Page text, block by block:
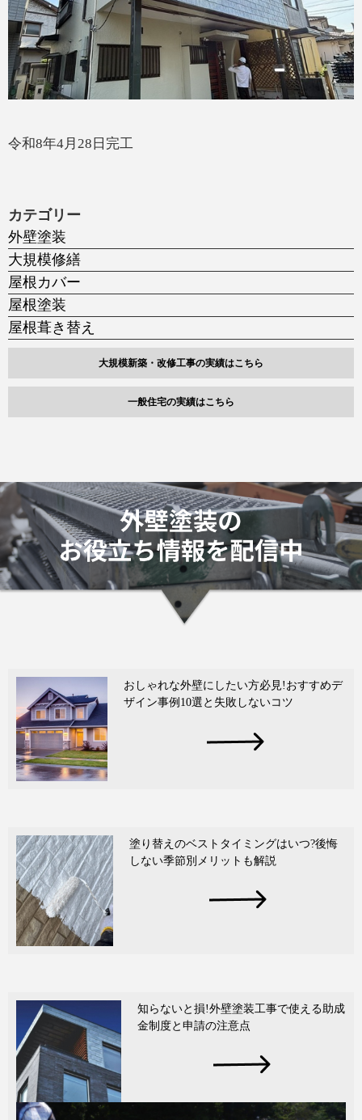
令和8年4月28日完工
カテゴリー
外壁塗装
大規模修繕
屋根カバー
屋根塗装
屋根葺き替え
大規模新築・改修工事の実績はこちら
一般住宅の実績はこちら
おしゃれな外壁にしたい方必見!おすすめデ
ザイン事例10選と失敗しないコツ
塗り替えのベストタイミングはいつ?後悔
しない季節別メリットも解説
知らないと損!外壁塗装工事で使える助成
金制度と申請の注意点